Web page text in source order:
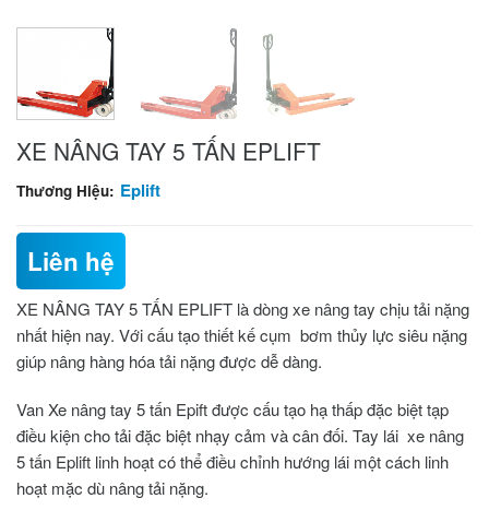
XE NÂNG TAY 5 TẤN EPLIFT
Thương Hiệu: Eplift
Liên hệ
XE NÂNG TAY 5 TẤN EPLIFT là dòng xe nâng tay chịu tải nặng
nhất hiện nay. Với cấu tạo thiết kế cụm bơm thủy lực siêu nặng
giúp nâng hàng hóa tải nặng được dễ dàng.
VanXe nâng tay 5 tấn Epiftđược cấu tạo hạ thấp đặc biệt tạp
điều kiện cho tải đặc biệt nhạy cảm và cân đối. Tay lái xe nâng
5 tấn Eplift linh hoạt có thể điều chỉnh hướng lái một cách linh
hoạt mặc dù nâng tải nặng.